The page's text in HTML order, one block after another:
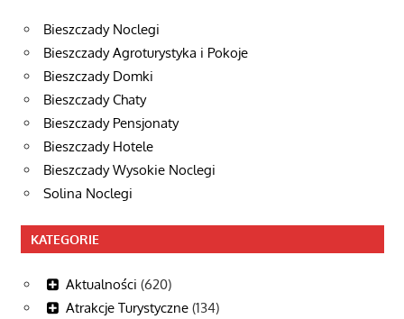
Bieszczady Noclegi
Bieszczady Agroturystyka i Pokoje
Bieszczady Domki
Bieszczady Chaty
Bieszczady Pensjonaty
Bieszczady Hotele
Bieszczady Wysokie Noclegi
Solina Noclegi
KATEGORIE
Aktualności (620)
Atrakcje Turystyczne (134)